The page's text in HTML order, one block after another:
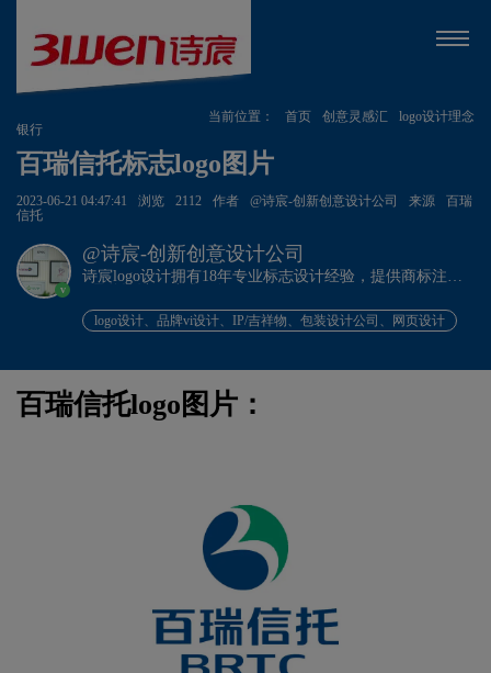
当前位置： 首页 创意灵感汇
logo设计理念
银行
百瑞信托标志logo图片
2023-06-21 04:47:41 浏览 2112 作者 @诗宸-创新创意设计公司 来源
百瑞
信托
v
@诗宸-创新创意设计公司
诗宸logo设计拥有18年专业标志设计经验，提供商标注册
logo设计、品牌vi设计、IP/吉祥物、包装设计公司、网页设计
百瑞信托logo图片：